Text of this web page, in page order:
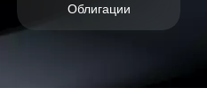
Облигации